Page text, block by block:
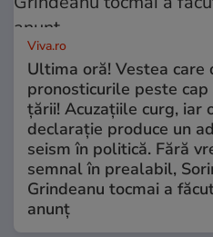
Viva.ro
Ultima oră! Vestea care
pronosticurile peste
țării! Acuzațiile curg, iar
declarație produce un
seism în politică. Fără
semnal în prealabil,
Grindeanu tocmai a
anunț